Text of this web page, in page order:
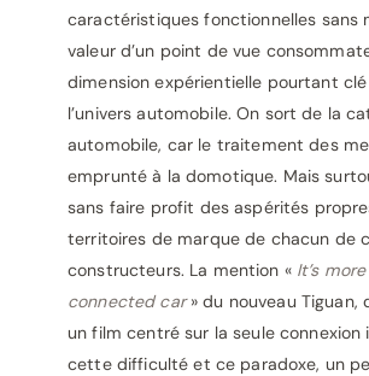
caractéristiques fonctionnelles sans
valeur d’un point de vue
dimension expérientielle pourtant
l’univers automobile. On sort de la
automobile, car le traitement des
emprunté à la domotique. Mais
sans faire profit des aspérités
territoires de marque de chacun de
constructeurs. La mention «It’s
connected car» du nouveau Tiguan,
un film centré sur la seule connexion
cette difficulté et ce paradoxe, un